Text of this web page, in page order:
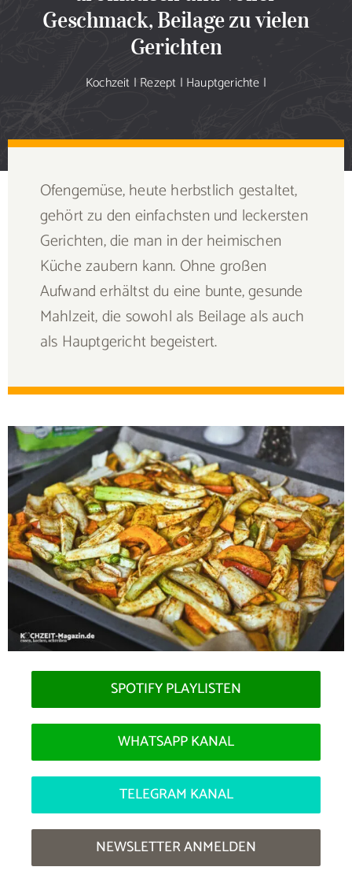
Sammlung
Portfolio
Galerie
Rezept senden
Geschmack, Beilage zu vielen
Gerichten
Kochzeit | Rezept | Hauptgerichte |
Ofengemüse, heute herbstlich gestaltet,
gehört zu den einfachsten und leckersten
Gerichten, die man in der heimischen
Küche zaubern kann. Ohne großen
Aufwand erhältst du eine bunte, gesunde
Mahlzeit, die sowohl als Beilage als auch
als Hauptgericht begeistert.
SPOTIFY PLAYLISTEN
WHATSAPP KANAL
TELEGRAM KANAL
NEWSLETTER ANMELDEN